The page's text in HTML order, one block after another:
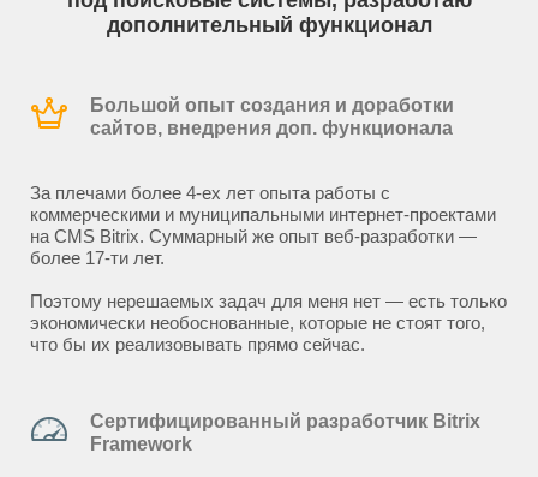
дополнительный функционал
Большой опыт создания и доработки
сайтов, внедрения доп. функционала
За плечами более 4-ех лет опыта работы с
коммерческими и муниципальными интернет-проектами
на CMS Bitrix. Суммарный же опыт веб-разработки —
более 17-ти лет.
Поэтому нерешаемых задач для меня нет — есть только
экономически необоснованные, которые не стоят того,
что бы их реализовывать прямо сейчас.
Сертифицированный разработчик Bitrix
Framework